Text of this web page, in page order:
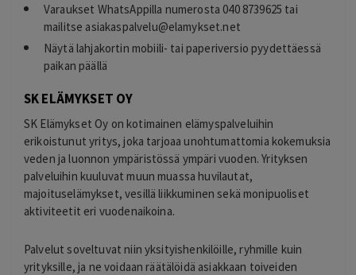
Varaukset WhatsAppilla numerosta 040 8739625 tai
mailitse asiakaspalvelu@elamykset.net
Näytä lahjakortin mobiili- tai paperiversio pyydettäessä
paikan päällä
SK ELÄMYKSET OY
SK Elämykset Oy on kotimainen elämyspalveluihin
erikoistunut yritys, joka tarjoaa unohtumattomia kokemuksia
veden ja luonnon ympäristössä ympäri vuoden. Yrityksen
palveluihin kuuluvat muun muassa huvilautat,
majoituselämykset, vesillä liikkuminen sekä monipuoliset
aktiviteetit eri vuodenaikoina.
Palvelut soveltuvat niin yksityishenkilöille, ryhmille kuin
yrityksille, ja ne voidaan räätälöidä asiakkaan toiveiden